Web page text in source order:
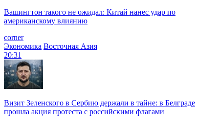
Вашингтон такого не ожидал: Китай нанес удар по
американскому влиянию
corner
Экономика Восточная Азия
20:31
Визит Зеленского в Сербию держали в тайне: в Белграде
прошла акция протеста с российскими флагами